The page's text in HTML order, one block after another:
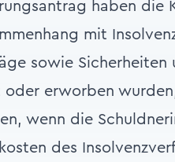
haben die
mit
sowie
erworben
wenn die
des